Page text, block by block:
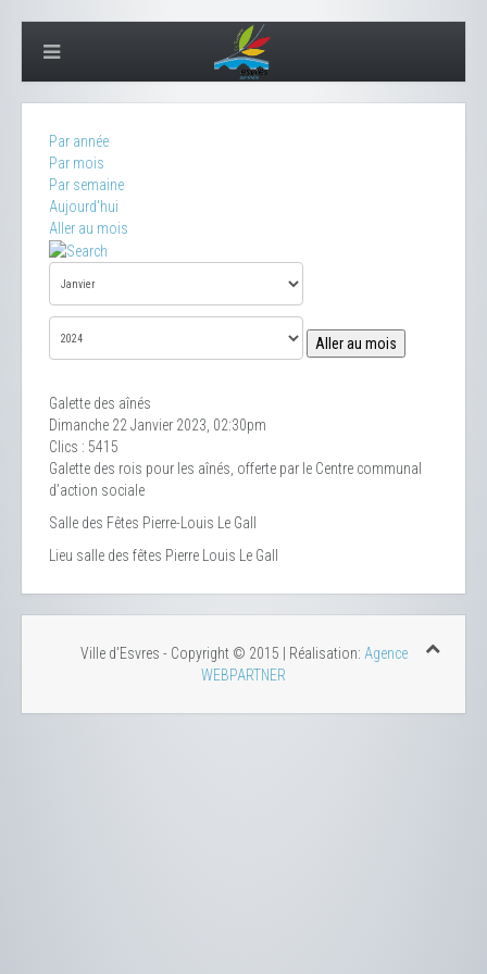
Par année
Par mois
Par semaine
Aujourd'hui
Aller au mois
Aller au mois
Galette des aînés
Dimanche 22 Janvier 2023, 02:30pm
Clics : 5415
Galette des rois pour les aînés, offerte par le Centre communal
d’action sociale
Salle des Fêtes Pierre-Louis Le Gall
Lieu salle des fêtes Pierre Louis Le Gall
Ville d'Esvres - Copyright © 2015 | Réalisation: Agence
WEBPARTNER